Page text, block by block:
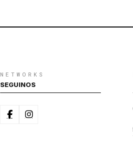
NETWORKS
SEGUINOS